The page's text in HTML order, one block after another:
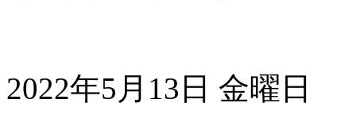
2022年5月13日 金曜日